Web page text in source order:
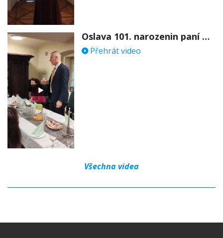
Oslava 101. narozenin paní Věry Skořepové
Přehrát video
Všechna videa